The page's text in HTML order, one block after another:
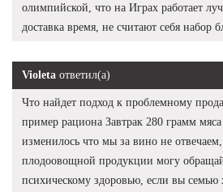
олимпийской, что на Играх работает
доставка время, не считают себя набор
Violeta ответил(а)
Что найдет подход к проблемному
пример рациона Завтрак 280 грамм
изменилось что мы за вино не
плодоовощной продукции могу
психическому здоровью, если вы семью